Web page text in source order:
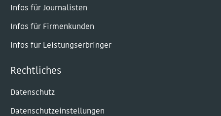
Infos für Journalisten
Infos für Firmenkunden
Infos für Leistungserbringer
Rechtliches
Datenschutz
Datenschutzeinstellungen